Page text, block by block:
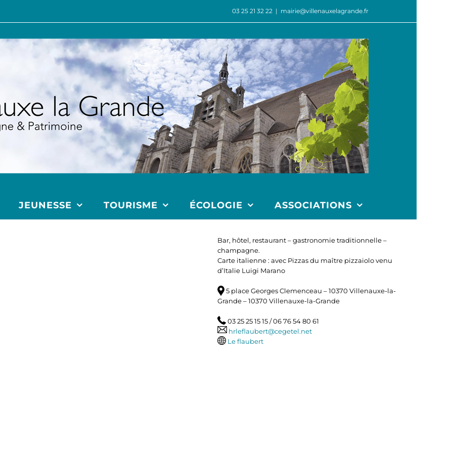
03 25 21 32 22 | mairie@villenauxelagrande.fr
JEUNESSE TOURISME ÉCOLOGIE ASSOCIATIONS
Bar, hôtel, restaurant – gastronomie traditionnelle –
champagne.
Carte italienne : avec Pizzas du maître pizzaiolo venu
d’Italie Luigi Marano
5 place Georges Clemenceau – 10370 Villenauxe-la-
Grande – 10370 Villenauxe-la-Grande
03 25 25 15 15 / 06 76 54 80 61
hrleflaubert@cegetel.net
Le flaubert